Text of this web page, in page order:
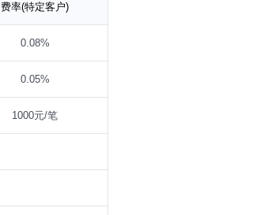
费率(特定客户)
0.08%
0.05%
1000元/笔